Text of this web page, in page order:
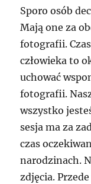
Sporo osób
Mają one za
fotografii.
człowieka to
uchować
fotografii.
wszystko
sesja ma za
czas
narodzinach.
zdjęcia.